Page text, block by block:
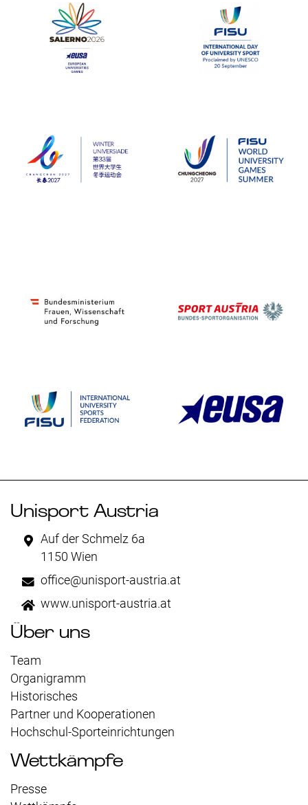
Unisport Austria
Auf der Schmelz 6a
1150 Wien
office@unisport-austria.at
www.unisport-austria.at
Über uns
Team
Organigramm
Historisches
Partner und Kooperationen
Hochschul-Sporteinrichtungen
Wettkämpfe
Presse